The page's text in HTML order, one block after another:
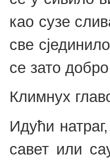
као сузе
све
се зато
Климнух
Идући
савет или